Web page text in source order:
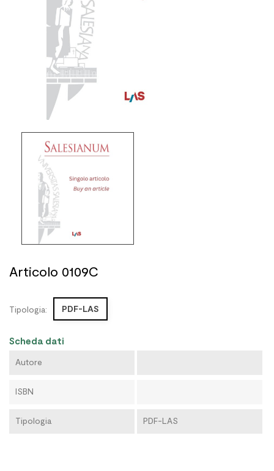
Articolo 0109C
Tipologia: PDF-LAS
Scheda dati
Autore
ISBN
Tipologia PDF-LAS